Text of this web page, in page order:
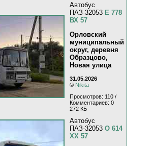
Автобус
ПАЗ-32053 Е 778
ВХ 57
Орловский
муниципальный
округ, деревня
Образцово,
Новая улица
31.05.2026
© Nikita
Просмотров: 110 /
Комментариев: 0
272 КБ
Автобус
ПАЗ-32053 О 614
ХХ 57